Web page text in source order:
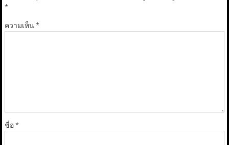
*
ความเห็น*
ชื่อ*